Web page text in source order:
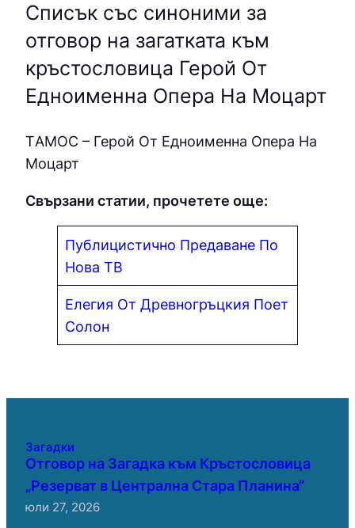
Списък със синоними за
отговор на загатката към
кръстословица Герой От
Едноименна Опера На Моцарт
ТAМOC – Герой От Едноименна Опера На
Моцарт
Свързани статии, прочетете още:
Публицистично Предаване По
Нова ТВ
Елегия От Древногръцкия Поет
Солон
Загадки
Отговор на Загадка към Кръстословица
„Резерват в Централна Стара Планина“
юли 27, 2026